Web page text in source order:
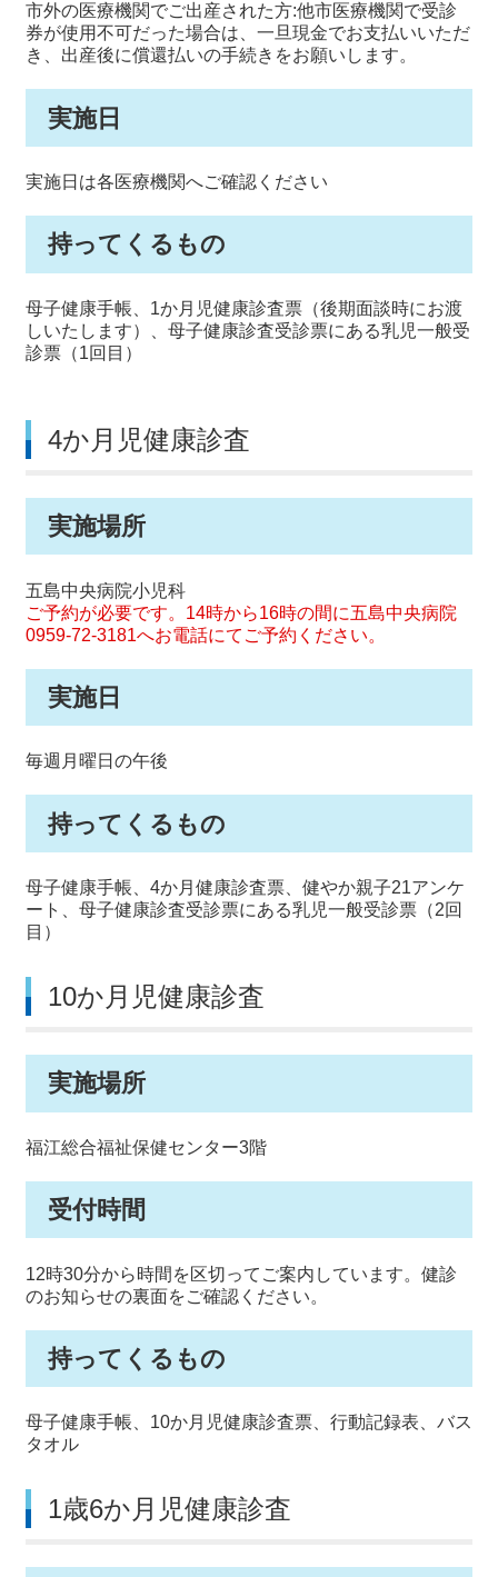
市外の医療機関でご出産された方:他市医療機関で受診
券が使用不可だった場合は、一旦現金でお支払いいただ
き、出産後に償還払いの手続きをお願いします。
実施日
実施日は各医療機関へご確認ください
持ってくるもの
母子健康手帳、1か月児健康診査票（後期面談時にお渡
しいたします）、母子健康診査受診票にある乳児一般受
診票（1回目）
4か月児健康診査
実施場所
五島中央病院小児科
ご予約が必要です。14時から16時の間に五島中央病院
0959-72-3181へお電話にてご予約ください。
実施日
毎週月曜日の午後
持ってくるもの
母子健康手帳、4か月健康診査票、健やか親子21アンケ
ート、母子健康診査受診票にある乳児一般受診票（2回
目）
10か月児健康診査
実施場所
福江総合福祉保健センター3階
受付時間
12時30分から時間を区切ってご案内しています。健診
のお知らせの裏面をご確認ください。
持ってくるもの
母子健康手帳、10か月児健康診査票、行動記録表、バス
タオル
1歳6か月児健康診査